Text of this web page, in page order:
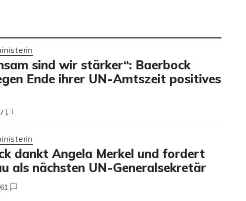
sind wir stärker“: Baerbock
Ende ihrer UN-Amtszeit positives
dankt Angela Merkel und fordert
als nächsten UN-Generalsekretär